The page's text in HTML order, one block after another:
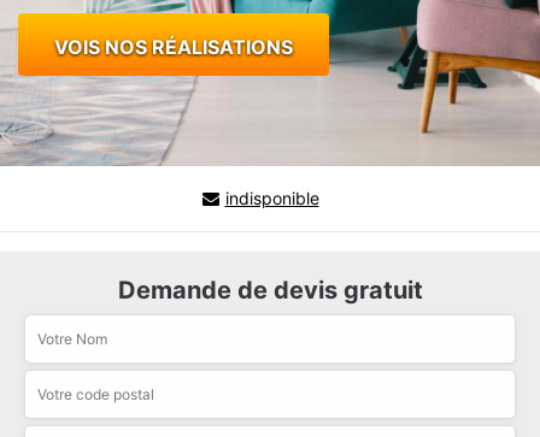
VOIS NOS RÉALISATIONS
indisponible
Demande de devis gratuit